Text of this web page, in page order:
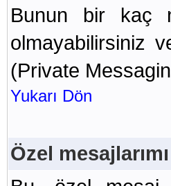
Bunun bir kaç
olmayabilirsiniz
(Private
Yukarı Dön
Özel